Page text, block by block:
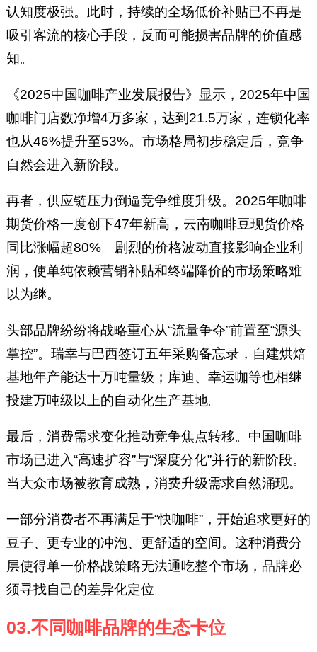
认知度极强。此时，持续的全场低价补贴已不再是
吸引客流的核心手段，反而可能损害品牌的价值感
知。
《2025中国咖啡产业发展报告》显示，2025年中国
咖啡门店数净增4万多家，达到21.5万家，连锁化率
也从46%提升至53%。市场格局初步稳定后，竞争
自然会进入新阶段。
再者，供应链压力倒逼竞争维度升级。2025年咖啡
期货价格一度创下47年新高，云南咖啡豆现货价格
同比涨幅超80%。剧烈的价格波动直接影响企业利
润，使单纯依赖营销补贴和终端降价的市场策略难
以为继。
头部品牌纷纷将战略重心从“流量争夺”前置至“源头
掌控”。瑞幸与巴西签订五年采购备忘录，自建烘焙
基地年产能达十万吨量级；库迪、幸运咖等也相继
投建万吨级以上的自动化生产基地。
最后，消费需求变化推动竞争焦点转移。中国咖啡
市场已进入“高速扩容”与“深度分化”并行的新阶段。
当大众市场被教育成熟，消费升级需求自然涌现。
一部分消费者不再满足于“快咖啡”，开始追求更好的
豆子、更专业的冲泡、更舒适的空间。这种消费分
层使得单一价格战策略无法通吃整个市场，品牌必
须寻找自己的差异化定位。
03.不同咖啡品牌的生态卡位